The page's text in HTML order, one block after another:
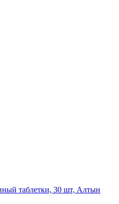
таблетки, 30 шт, Алтын